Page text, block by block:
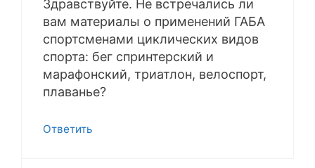
Здравствуйте. Не встречались ли
вам материалы о применений ГАБА
спортсменами циклических видов
спорта: бег спринтерский и
марафонский, триатлон, велоспорт,
плаванье?
Ответить